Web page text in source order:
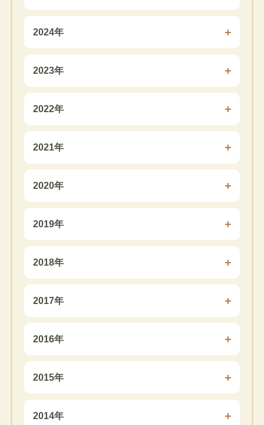
2024年
2023年
2022年
2021年
2020年
2019年
2018年
2017年
2016年
2015年
2014年